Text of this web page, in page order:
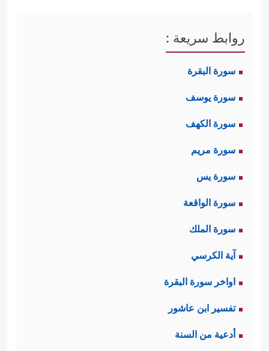
روابط سريعة :
سورة البقرة
سورة يوسف
سورة الكهف
سورة مريم
سورة يس
سورة الواقعة
سورة الملك
آية الكرسي
اواخر سورة البقرة
تفسير ابن عاشور
أدعية من السنة